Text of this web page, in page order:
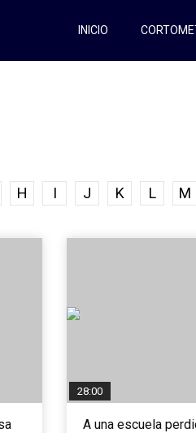
INICIO
H I J K L M
28:00
A una escuela